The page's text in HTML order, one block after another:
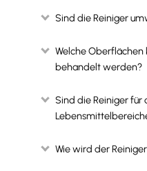
Sind die Reiniger
Welche
behandelt werden?
Sind die Reiniger
Wie wird der